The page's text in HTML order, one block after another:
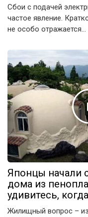
Сбои с подачей
частое явление.
не особо отражается…
Японцы начали
дома из
удивитесь,
Жилищный вопрос –